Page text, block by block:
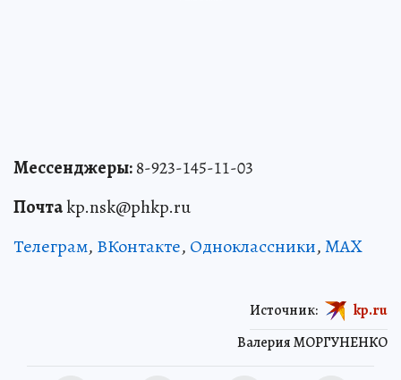
Мессенджеры:8-923-145-11-03
Почтаkp.nsk@phkp.ru
Телеграм, ВКонтакте, Одноклассники,MAX
Валерия МОРГУНЕНКО
Источник: kp.ru